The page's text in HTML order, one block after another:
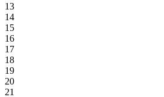
13
14
15
16
17
18
19
20
21